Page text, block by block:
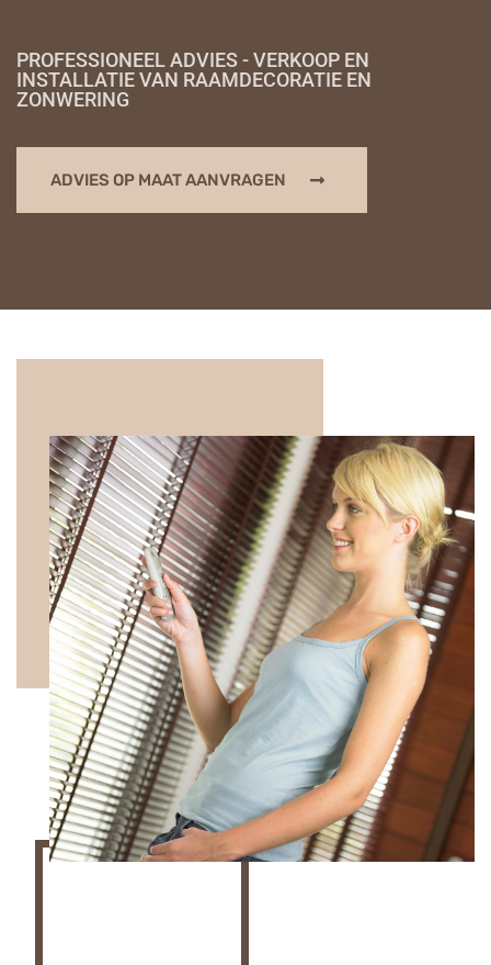
PROFESSIONEEL ADVIES - VERKOOP EN
INSTALLATIE VAN RAAMDECORATIE EN
ZONWERING
ADVIES OP MAAT AANVRAGEN